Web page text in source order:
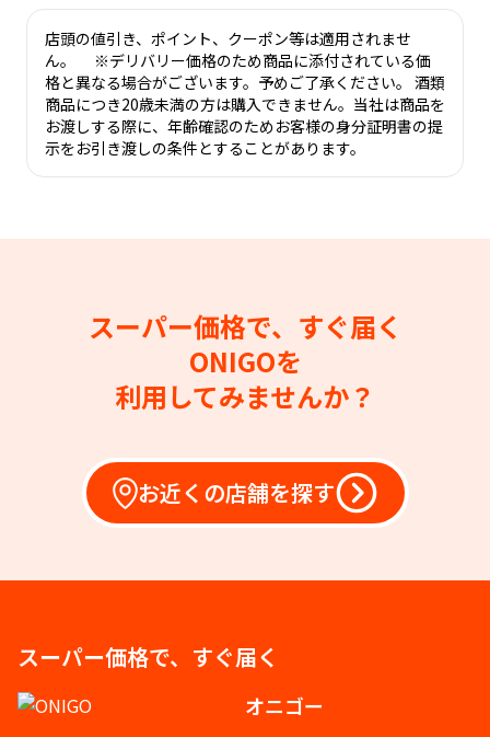
店頭の値引き、ポイント、クーポン等は適用されませ
ん。 ※デリバリー価格のため商品に添付されている価
格と異なる場合がございます。予めご了承ください。 酒類
商品につき20歳未満の方は購入できません。当社は商品を
お渡しする際に、年齢確認のためお客様の身分証明書の提
示をお引き渡しの条件とすることがあります。
スーパー価格で、すぐ届く
ONIGOを
利用してみませんか？
お近くの店舗を探す
スーパー価格で、すぐ届く
オニゴー